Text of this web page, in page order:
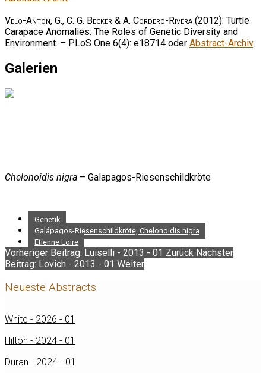
Velo-Anton, G., C. G. Becker & A. Cordero-Rivera (2012): Turtle
Carapace Anomalies: The Roles of Genetic Diversity and
Environment. – PLoS One 6(4): e18714 oder Abstract-Archiv.
Galerien
Chelonoidis nigra – Galapagos-Riesenschildkröte
Genetik
Galápagos-Riesenschildkröte, Chelonoidis nigra
Etienne Loire
Vorheriger Beitrag: Luiselli - 2013 - 01 Zurück Nächster
Beitrag: Lovich - 2013 - 01 Weiter
Neueste Abstracts
White - 2026 - 01
Hilton - 2024 - 01
Duran - 2024 - 01